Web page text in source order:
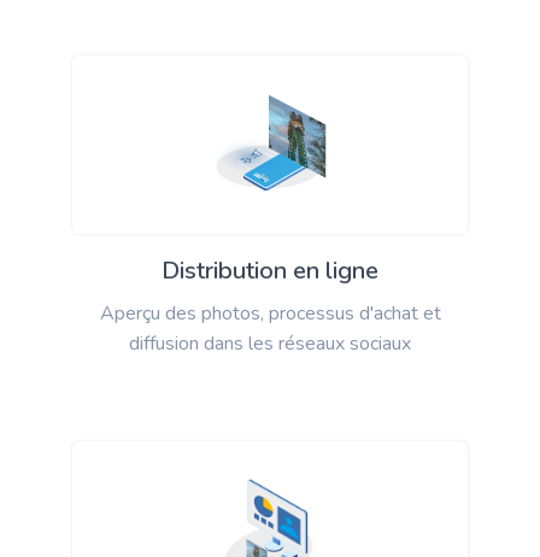
Distribution en ligne
Aperçu des photos, processus d'achat et
diffusion dans les réseaux sociaux